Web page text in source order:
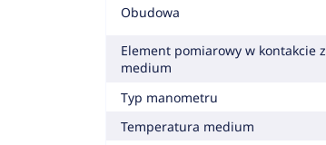
Obudowa
Element pomiarowy w kontakcie z
medium
Typ manometru
Temperatura medium